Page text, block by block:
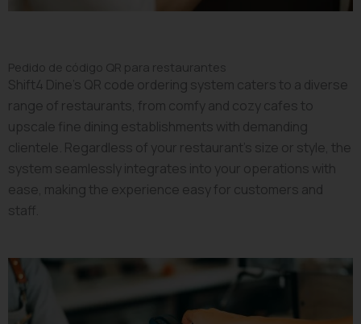
Pedido de código QR para restaurantes
Shift4 Dine’s QR code ordering system caters to a diverse
range of restaurants, from comfy and cozy cafes to
upscale fine dining establishments with demanding
clientele. Regardless of your restaurant’s size or style, the
system seamlessly integrates into your operations with
ease, making the experience easy for customers and
staff.